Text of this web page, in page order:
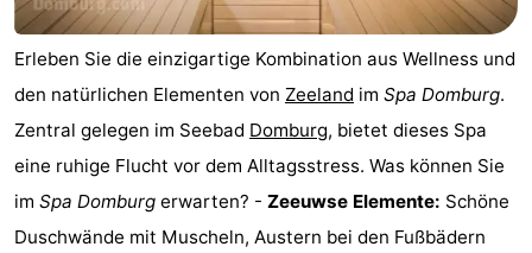
Domburg
Hof
-
Zimmer
Frühstück)
Strand
Erleben Sie die einzigartige Kombination aus Wellness und
den natürlichen Elementen von Zeeland im Spa Domburg.
Zentral gelegen im Seebad Domburg, bietet dieses Spa
eine ruhige Flucht vor dem Alltagsstress. Was können Sie
im Spa Domburg erwarten? - Zeeuwse Elemente: Schöne
Duschwände mit Muscheln, Austern bei den Fußbädern